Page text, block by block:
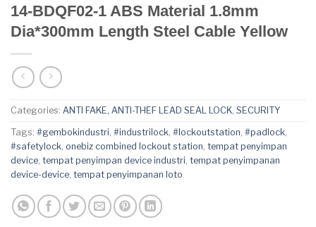
14-BDQF02-1 ABS Material 1.8mm
Dia*300mm Length Steel Cable Yellow
Categories: ANTI FAKE, ANTI-THEF LEAD SEAL LOCK, SECURITY
Tags: #gembokindustri, #industrilock, #lockoutstation, #padlock,
#safetylock, onebiz combined lockout station, tempat penyimpan
device, tempat penyimpan device industri, tempat penyimpanan
device-device, tempat penyimpanan loto